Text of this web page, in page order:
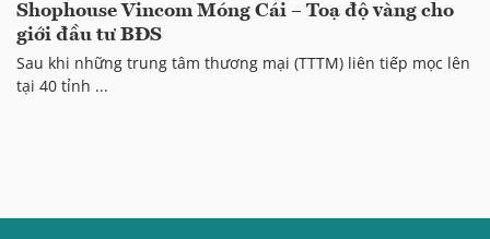
Shophouse Vincom Móng Cái – Toạ độ vàng cho
giới đầu tư BĐS
Sau khi những trung tâm thương mại (TTTM) liên tiếp mọc lên
tại 40 tỉnh ...